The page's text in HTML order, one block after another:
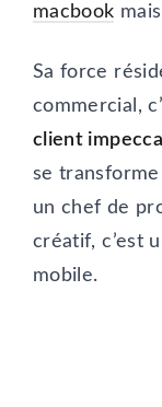
macbook
Sa force
commercial,
client
se
un chef de
créatif, c’est
mobile.